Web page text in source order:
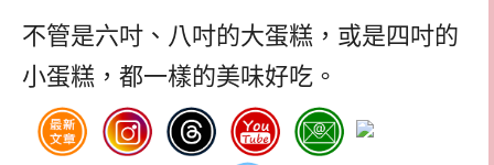
不管是六吋、八吋的大蛋糕，或是四吋的
小蛋糕，都一樣的美味好吃。